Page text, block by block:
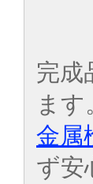
完成
ます
金属
ず安